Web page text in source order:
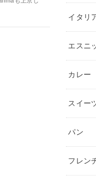
イタリ
エスニ
カレー
スイー
パン
フレン